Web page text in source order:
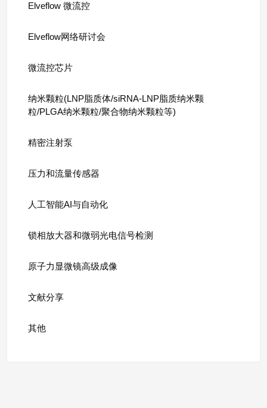
Elveflow 微流控
Elveflow网络研讨会
微流控芯片
纳米颗粒(LNP脂质体/siRNA-LNP脂质纳米颗
粒/PLGA纳米颗粒/聚合物纳米颗粒等)
精密注射泵
压力和流量传感器
人工智能AI与自动化
锁相放大器和微弱光电信号检测
原子力显微镜高级成像
文献分享
其他